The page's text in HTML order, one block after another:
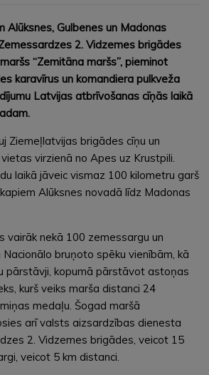
Alūksnes, Gulbenes un Madonas
2. Vidzemes brigādes
“Zemitāna maršs”, pieminot
karavīrus un komandiera pulkveža
Latvijas atbrīvošanas cīņās laikā
Ziemeļlatvijas brigādes cīņu un
virzienā no Apes uz Krustpili.
laikā jāveic vismaz 100 kilometru garš
Alūksnes novadā līdz Madonas
vairāk nekā 100 zemessargu un
bruņoto spēku vienībām, kā
pārstāvji, kopumā pārstāvot astoņas
kurš veiks marša distanci 24
medaļu. Šogad maršā
arī valsts aizsardzības dienesta
2. Vidzemes brigādes, veicot 15
veicot 5 km distanci.